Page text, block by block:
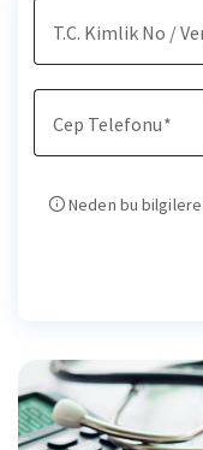
T.C. Kimlik No /
Cep Telefonu
Neden bu bilgilere